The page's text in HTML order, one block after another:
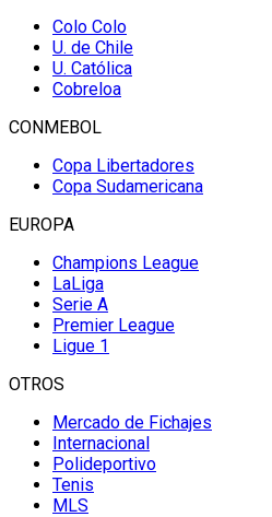
Colo Colo
U. de Chile
U. Católica
Cobreloa
CONMEBOL
Copa Libertadores
Copa Sudamericana
EUROPA
Champions League
LaLiga
Serie A
Premier League
Ligue 1
OTROS
Mercado de Fichajes
Internacional
Polideportivo
Tenis
MLS